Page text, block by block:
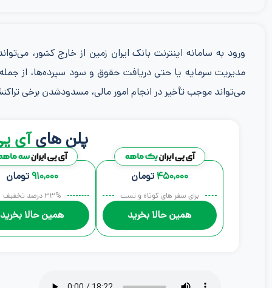
ورود به سامانه اینترنت بانک ایران زمین از خارج کشور،
مدیریت سرمایه یا حتی دریافت حقوق و سود سپرده‌ها، از
می‌تواند موجب تأخیر در انجام امور مالی، مسدودشدن برخی
پلن هایآی
۴۵۰,۰۰۰ تومان
برای سفر های کوتاه و تست
همین حالا بخرید
۹۱۰,۰۰۰تومان
۳۳% درصد تخفیف
همین حالا بخرید